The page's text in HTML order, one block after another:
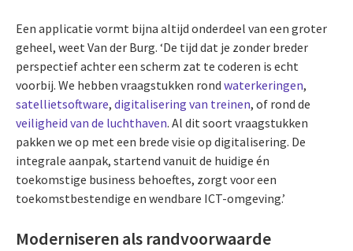
Een applicatie vormt bijna altijd onderdeel van een groter
geheel, weet Van der Burg. ‘De tijd dat je zonder breder
perspectief achter een scherm zat te coderen is echt
voorbij. We hebben vraagstukken rond waterkeringen,
satellietsoftware, digitalisering van treinen, of rond de
veiligheid van de luchthaven. Al dit soort vraagstukken
pakken we op met een brede visie op digitalisering. De
integrale aanpak, startend vanuit de huidige én
toekomstige business behoeftes, zorgt voor een
toekomstbestendige en wendbare ICT-omgeving.’
Moderniseren als randvoorwaarde